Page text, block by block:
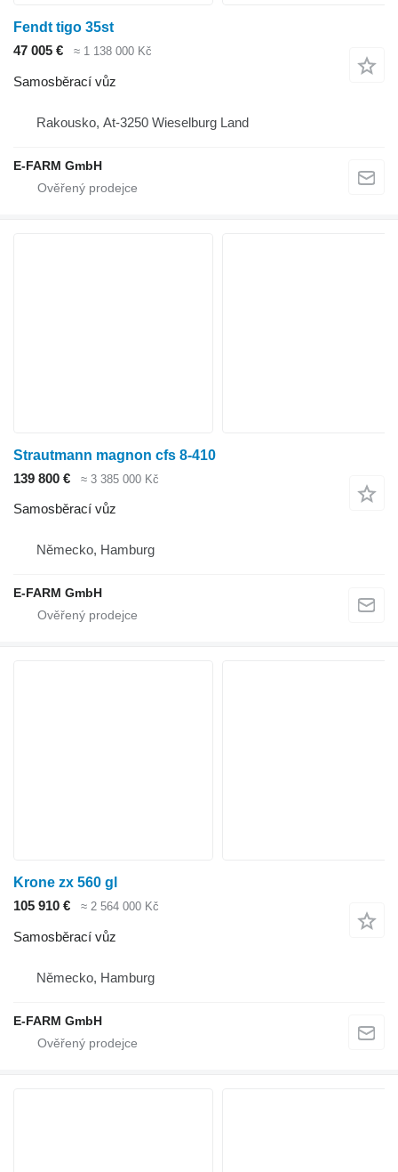
Fendt tigo 35st
47 005 €
≈ 1 138 000 Kč
Samosběrací vůz
Rakousko, At-3250 Wieselburg Land
E-FARM GmbH
Strautmann magnon cfs 8-410
139 800 €
≈ 3 385 000 Kč
Samosběrací vůz
Německo, Hamburg
E-FARM GmbH
Krone zx 560 gl
105 910 €
≈ 2 564 000 Kč
Samosběrací vůz
Německo, Hamburg
E-FARM GmbH